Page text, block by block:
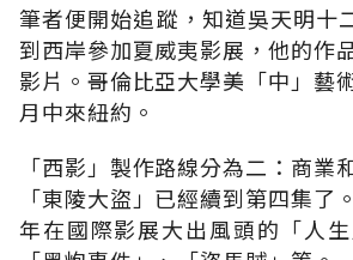
筆者便開始追蹤，知道吳天明十
到西岸參加夏威夷影展，他的作
影片。哥倫比亞大學美「中」藝
月中來紐約。
「西影」製作路線分為二：商業
「東陵大盜」已經續到第四集了
年在國際影展大出風頭的「人